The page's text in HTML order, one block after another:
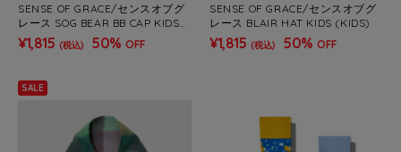
SENSE OF GRACE/センスオブグ
レース SOG BEAR BB CAP KIDS
(KIDS)
¥1,815 (税込) 50% OFF
SENSE OF GRACE/センスオブグ
レース BLAIR HAT KIDS (KIDS)
¥1,815 (税込) 50% OFF
SALE